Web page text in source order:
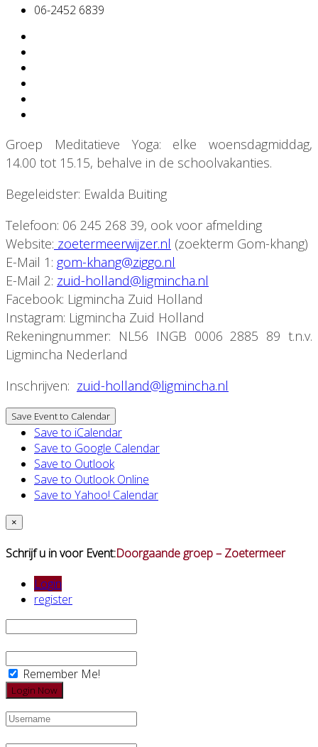
06-2452 6839
Groep Meditatieve Yoga: elke woensdagmiddag,
14.00 tot 15.15, behalve in de schoolvakanties.
Begeleidster: Ewalda Buiting
Telefoon: 06 245 268 39, ook voor afmelding
Website: zoetermeerwijzer.nl (zoekterm Gom-khang)
E-Mail 1: gom-khang@ziggo.nl
E-Mail 2: zuid-holland@ligmincha.nl
Facebook: Ligmincha Zuid Holland
Instagram: Ligmincha Zuid Holland
Rekeningnummer: NL56 INGB 0006 2885 89 t.n.v.
Ligmincha Nederland
Inschrijven: zuid-holland@ligmincha.nl
Save Event to Calendar
Save to iCalendar
Save to Google Calendar
Save to Outlook
Save to Outlook Online
Save to Yahoo! Calendar
×
Schrijf u in voor Event:Doorgaande groep – Zoetermeer
Login
register
Remember Me!